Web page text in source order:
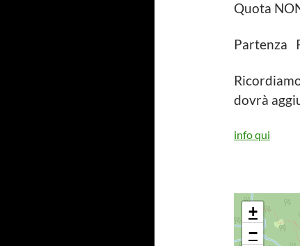
Quota
Partenza
dovrà
info qui
+
−